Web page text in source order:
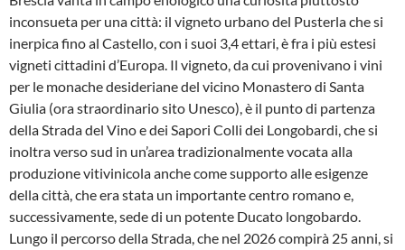
inconsueta per una città: il vigneto urbano del Pusterla che si
inerpica fino al Castello, con i suoi 3,4 ettari, è fra i più estesi
vigneti cittadini d’Europa. Il vigneto, da cui provenivano i vini
per le monache desideriane del vicino Monastero di Santa
Giulia (ora straordinario sito Unesco), è il punto di partenza
della Strada del Vino e dei Sapori Colli dei Longobardi, che si
inoltra verso sud in un’area tradizionalmente vocata alla
produzione vitivinicola anche come supporto alle esigenze
della città, che era stata un importante centro romano e,
successivamente, sede di un potente Ducato longobardo.
Lungo il percorso della Strada, che nel 2026 compirà 25 anni, si